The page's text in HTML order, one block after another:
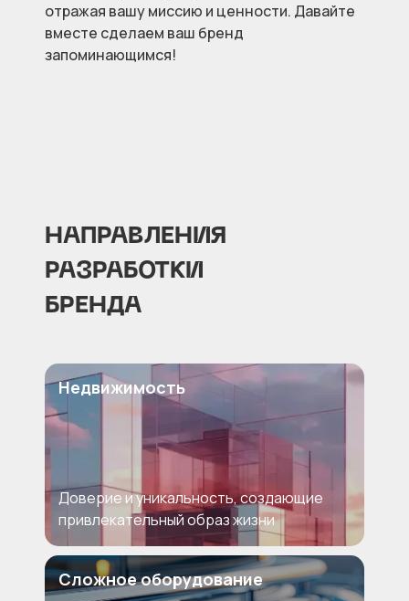
отражая вашу миссию и ценности. Давайте
вместе сделаем ваш бренд
запоминающимся!
НАПРАВЛЕНИЯ
РАЗРАБОТКИ
БРЕНДА
Сложное оборудование
Недвижимость
Доверие и уникальность, создающие
привлекательный образ жизни